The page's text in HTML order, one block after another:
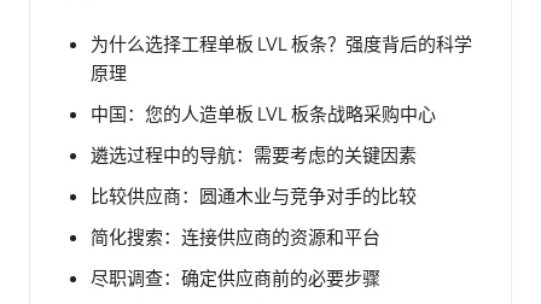
为什么选择工程单板 LVL 板条？强度背后的科学
原理
中国：您的人造单板 LVL 板条战略采购中心
遴选过程中的导航：需要考虑的关键因素
比较供应商：圆通木业与竞争对手的比较
简化搜索：连接供应商的资源和平台
尽职调查：确定供应商前的必要步骤